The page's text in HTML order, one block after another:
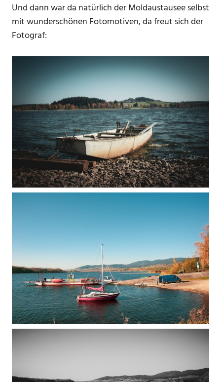
Und dann war da natürlich der Moldaustausee selbst
mit wunderschönen Fotomotiven, da freut sich der
Fotograf: